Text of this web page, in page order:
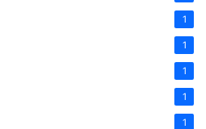
1
1
1
1
1